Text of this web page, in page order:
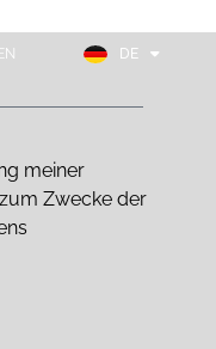
DE
FR
ES
meiner
Zwecke der